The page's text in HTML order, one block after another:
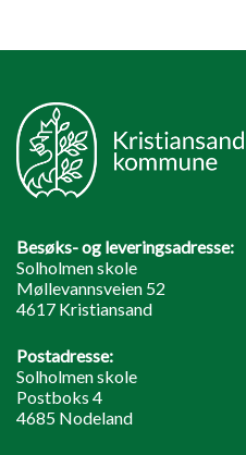
Besøks- og leveringsadresse:
Solholmen skole
Møllevannsveien 52
4617 Kristiansand
Postadresse:
Solholmen skole
Postboks 4
4685 Nodeland